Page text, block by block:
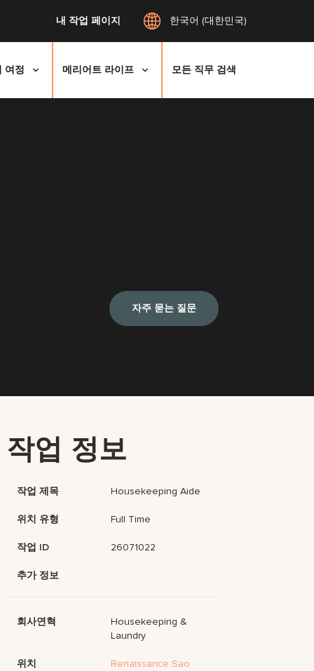
내 작업 페이지 한국어 (대한민국)
여정 메리어트 라이프 모든 직무 검색
자주 묻는 질문
작업 정보
작업 제목 Housekeeping Aide
위치 유형 Full Time
작업 ID 26071022
추가 정보
회사연혁
Housekeeping &
Laundry
위치
Renaissance Sao